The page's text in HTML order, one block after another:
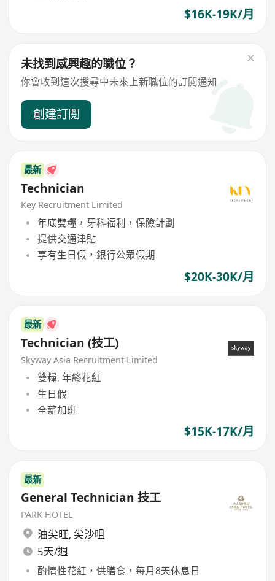
$16K-19K/月
未找到感興趣的職位？
你會收到這次搜尋中未來上新職位的訂閱通知
創建訂閱
最新
Technician
Key Recruitment Limited
年底雙糧，牙科福利，保險計劃
提供交通津貼
享有生日假，銀行公眾假期
$20K-30K/月
最新
Technician (技工)
Skyway Asia Recruitment Limited
雙糧, 年終花紅
生日假
全薪加班
$15K-17K/月
最新
General Technician 技工
PARK HOTEL
油尖旺, 尖沙咀
5天/週
酌情性花紅，供膳食，每月8天休息日